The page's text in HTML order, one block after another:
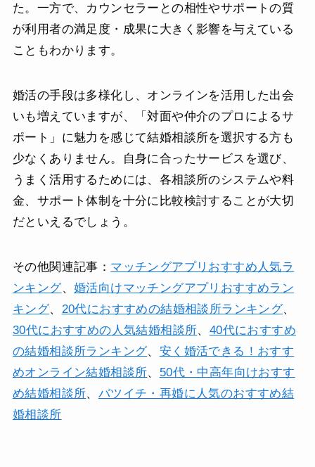
た。一方で、カウンセラーとの相性やサポートの質
が利用者の満足度・成果に大きく影響を与えている
こともわかります。
婚活の手段は多様化し、オンラインを活用した出会
いも増えていますが、「対面や仲介のプロによるサ
ポート」に魅力を感じて結婚相談所を選択する方も
少なくありません。自身に合ったサービスを選び、
うまく活用するためには、各相談所のシステムや料
金、サポート体制を十分に比較検討することが大切
だといえるでしょう。
その他関連記事： マッチングアプリおすすめ人気ラ
ンキング、 婚活向けマッチングアプリおすすめラン
キング、 20代におすすめの結婚相談所ランキング、
30代におすすめの人気結婚相談所、 40代におすすめ
の結婚相談所ランキング、 安く婚活できる！おすす
めオンライン結婚相談所、 50代・中高年向けおすす
め結婚相談所、 バツイチ・再婚に人気のおすすめ結
婚相談所